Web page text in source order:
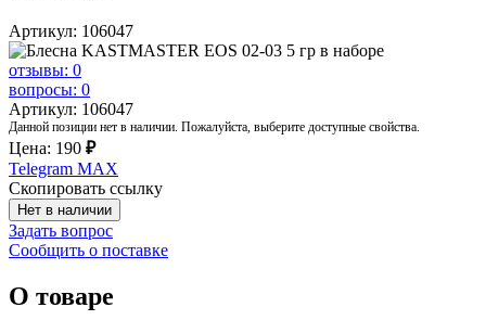
Артикул: 106047
отзывы: 0
вопросы: 0
Артикул: 106047
Данной позиции нет в наличии. Пожалуйста, выберите доступные свойства.
Цена: 190 ₽
Telegram MAX
Скопировать ссылку
Нет в наличии
Задать вопрос
Сообщить о поставке
О товаре